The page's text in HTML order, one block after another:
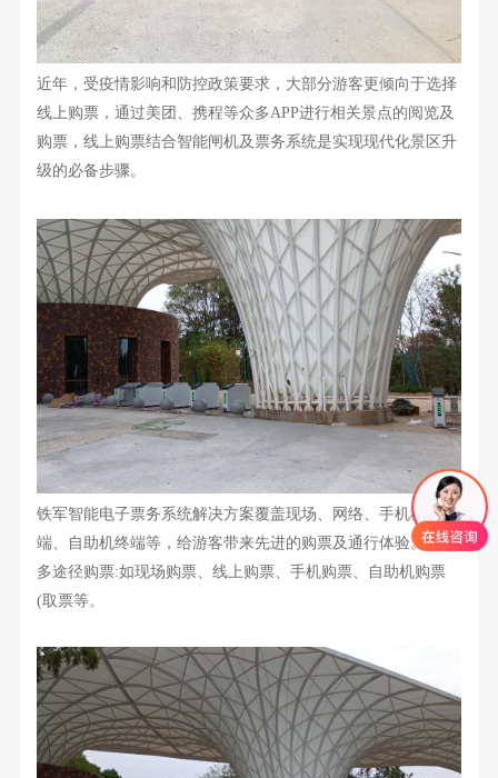
近年，受疫情影响和防控政策要求，大部分游客更倾向于选择
线上购票，通过美团、携程等众多APP进行相关景点的阅览及
购票，线上购票结合智能闸机及票务系统是实现现代化景区升
级的必备步骤。
铁军智能电子票务系统解决方案覆盖现场、网络、手机移动
端、自助机终端等，给游客带来先进的购票及通行体验。实现
多途径购票:如现场购票、线上购票、手机购票、自助机购票
(取票等。